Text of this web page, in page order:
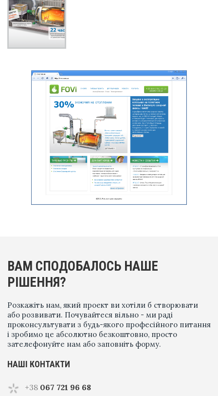
ВАМ СПОДОБАЛОСЬ НАШЕ
РІШЕННЯ?
Розкажіть нам, який проект ви хотіли б створювати
або розвивати. Почувайтеся вільно - ми раді
проконсультувати з будь-якого професійного питання
і зробимо це абсолютно безкоштовно, просто
зателефонуйте нам або заповніть форму.
НАШІ КОНТАКТИ
+38 067 721 96 68